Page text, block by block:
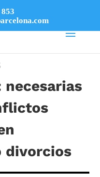
divorcios